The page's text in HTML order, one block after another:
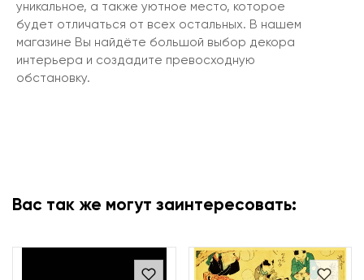
уникальное, а также уютное место, которое
будет отличаться от всех остальных. В нашем
магазине Вы найдёте большой выбор декора
интерьера и создадите превосходную
обстановку.
Вас так же могут заинтересовать: